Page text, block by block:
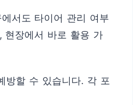
서도 타이어 관리 여부
현장에서 바로 활용 가
방할 수 있습니다. 각 포